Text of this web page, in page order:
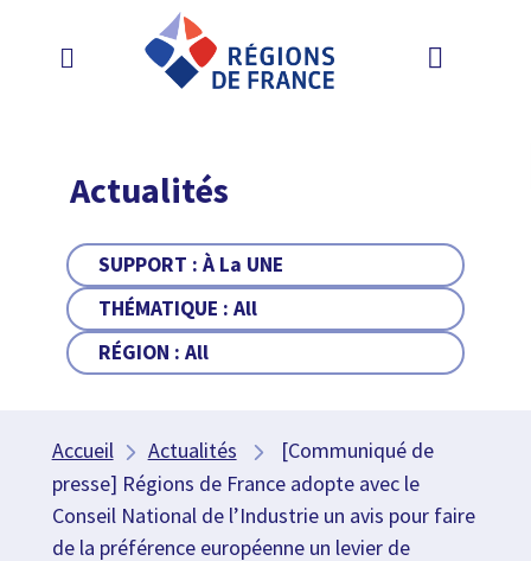
Actualités
SUPPORT :À La UNE
THÉMATIQUE :All
RÉGION :All
Accueil Actualités
[Communiqué de
presse] Régions de France adopte avec le
Conseil National de l’Industrie un avis pour faire
de la préférence européenne un levier de